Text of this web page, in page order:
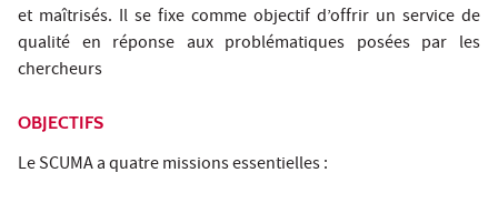
et maîtrisés. Il se fixe comme objectif d’offrir un service de
qualité en réponse aux problématiques posées par les
chercheurs
OBJECTIFS
Le SCUMA a quatre missions essentielles :